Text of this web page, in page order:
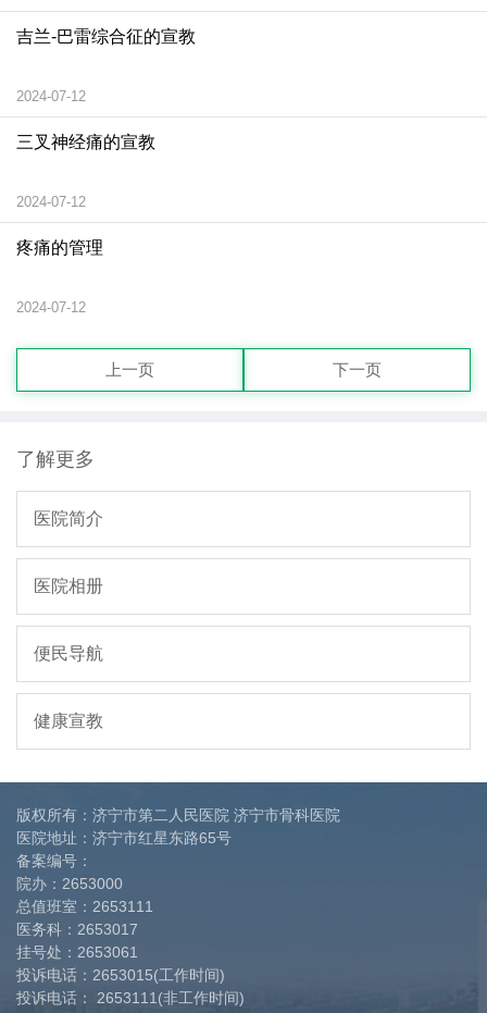
吉兰-巴雷综合征的宣教
2024-07-12
三叉神经痛的宣教
2024-07-12
疼痛的管理
2024-07-12
上一页 下一页
了解更多
医院简介
医院相册
便民导航
健康宣教
版权所有：济宁市第二人民医院 济宁市骨科医院
医院地址：济宁市红星东路65号
备案编号：
院办： 2653000
总值班室： 2653111
医务科： 2653017
挂号处： 2653061
投诉电话： 2653015(工作时间)
投诉电话：
2653111(非工作时间)